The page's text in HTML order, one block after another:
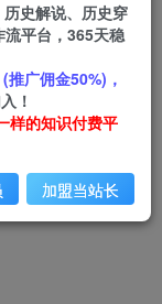
史解说、历史穿
流平台，365天稳
推广佣金50%)，
！
样的知识付费平
加盟当站长